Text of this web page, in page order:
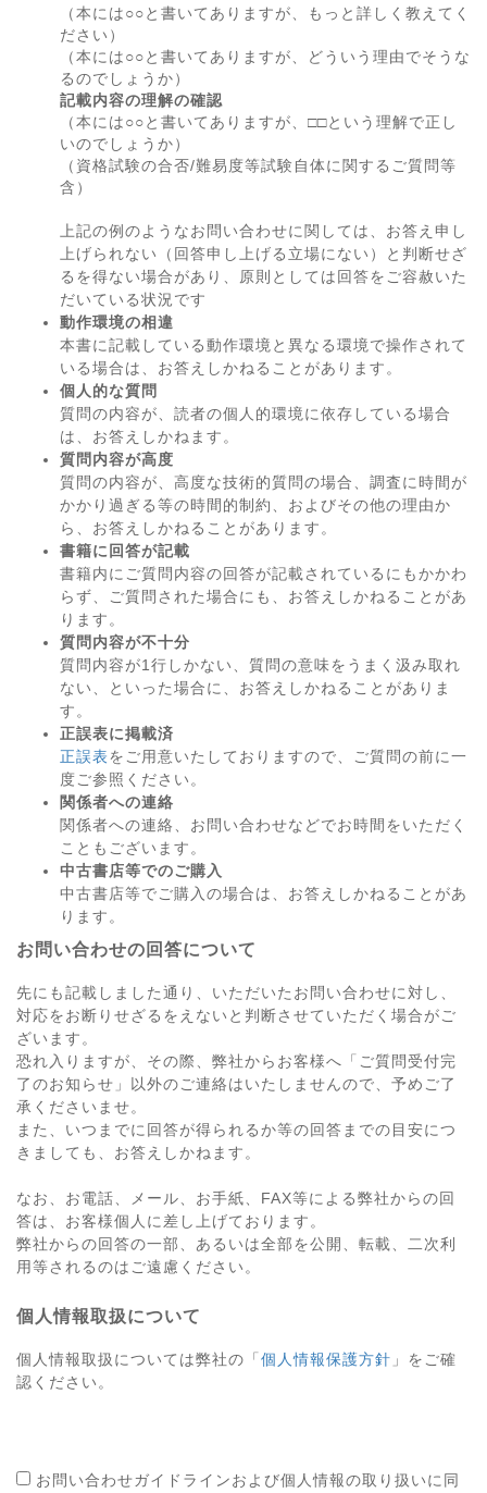
（本には○○と書いてありますが、もっと詳しく教えてく
ださい）
（本には○○と書いてありますが、どういう理由でそうな
るのでしょうか）
記載内容の理解の確認
（本には○○と書いてありますが、□□という理解で正し
いのでしょうか）
（資格試験の合否/難易度等試験自体に関するご質問等
含）
上記の例のようなお問い合わせに関しては、お答え申し
上げられない（回答申し上げる立場にない）と判断せざ
るを得ない場合があり、原則としては回答をご容赦いた
だいている状況です
動作環境の相違
本書に記載している動作環境と異なる環境で操作されて
いる場合は、お答えしかねることがあります。
個人的な質問
質問の内容が、読者の個人的環境に依存している場合
は、お答えしかねます。
質問内容が高度
質問の内容が、高度な技術的質問の場合、調査に時間が
かかり過ぎる等の時間的制約、およびその他の理由か
ら、お答えしかねることがあります。
書籍に回答が記載
書籍内にご質問内容の回答が記載されているにもかかわ
らず、ご質問された場合にも、お答えしかねることがあ
ります。
質問内容が不十分
質問内容が1行しかない、質問の意味をうまく汲み取れ
ない、といった場合に、お答えしかねることがありま
す。
正誤表に掲載済
正誤表をご用意いたしておりますので、ご質問の前に一
度ご参照ください。
関係者への連絡
関係者への連絡、お問い合わせなどでお時間をいただく
こともございます。
中古書店等でのご購入
中古書店等でご購入の場合は、お答えしかねることがあ
ります。
お問い合わせの回答について
先にも記載しました通り、いただいたお問い合わせに対し、
対応をお断りせざるをえないと判断させていただく場合がご
ざいます。
恐れ入りますが、その際、弊社からお客様へ「ご質問受付完
了のお知らせ」以外のご連絡はいたしませんので、予めご了
承くださいませ。
また、いつまでに回答が得られるか等の回答までの目安につ
きましても、お答えしかねます。
なお、お電話、メール、お手紙、FAX等による弊社からの回
答は、お客様個人に差し上げております。
弊社からの回答の一部、あるいは全部を公開、転載、二次利
用等されるのはご遠慮ください。
個人情報取扱について
個人情報取扱については弊社の「 個人情報保護方針 」をご確
認ください。
お問い合わせガイドラインおよび個人情報の取り扱いに同